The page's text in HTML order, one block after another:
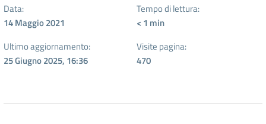
Data:
14 Maggio 2021
Tempo di lettura:
< 1 min
Ultimo aggiornamento:
25 Giugno 2025, 16:36
Visite pagina:
470